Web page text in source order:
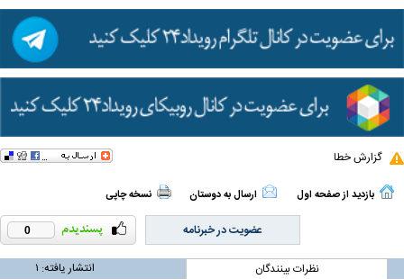
گزارش خطا
بازدید از صفحه اول ارسال به دوستان نسخه چاپی
0 عضویت در خبرنامه
نظرات بینندگان انتشار یافته: ۱